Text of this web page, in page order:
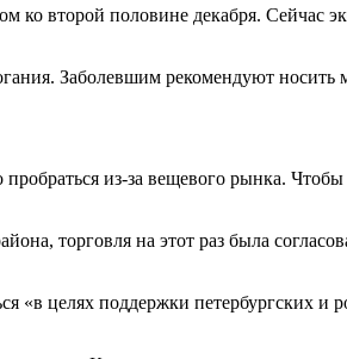
ко второй половине декабря.
Заболевшим рекомендуют
из-за вещевого рынка. Чтобы
торговля на этот раз была
целях поддержки петербургских и